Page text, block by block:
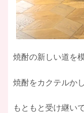
焼酎の新しい道を
焼酎をカクテルか
もともと受け継い